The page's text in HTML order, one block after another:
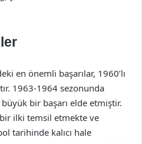
en önemli başarılar, 1960’lı
1963-1964 sezonunda
büyük bir başarı elde etmiştir.
ilki temsil etmekte ve
tarihinde kalıcı hale